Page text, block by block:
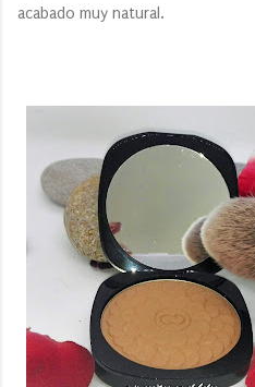
acabado muy natural.